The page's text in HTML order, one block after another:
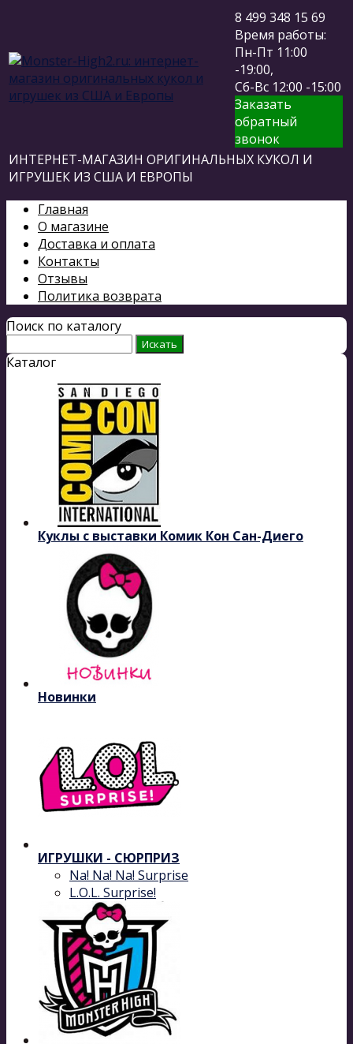
8 499 348 15 69
Время работы:
Пн-Пт 11:00
-19:00,
Сб-Вс 12:00 -15:00
Заказать
обратный
звонок
ИНТЕРНЕТ-МАГАЗИН ОРИГИНАЛЬНЫХ КУКОЛ И
ИГРУШЕК ИЗ США И ЕВРОПЫ
Главная
О магазине
Доставка и оплата
Контакты
Отзывы
Политика возврата
Поиск по каталогу
Каталог
Куклы с выставки Комик Кон Сан-Диего
Новинки
ИГРУШКИ - СЮРПРИЗ
Na! Na! Na! Surprise
L.O.L. Surprise!